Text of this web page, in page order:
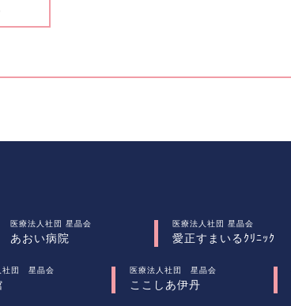
医療法人社団 星晶会
あおい病院
医療法人社団 星晶会
愛正すまいるｸﾘﾆｯｸ
社団 星晶会 医療法人社団 星晶会
ここしあ伊丹